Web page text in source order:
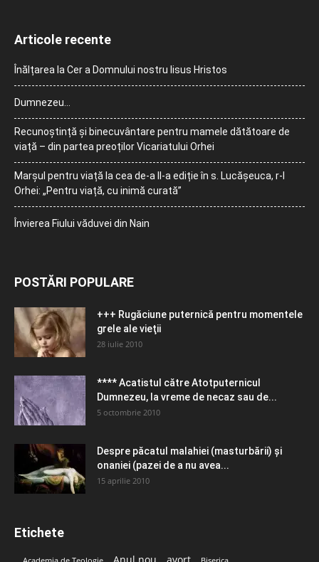
Articole recente
Înălțarea la Cer a Domnului nostru Iisus Hristos
Dumnezeu…
Recunoștință și binecuvântare pentru mamele dătătoare de
viață – din partea preoților Vicariatului Orhei
Marșul pentru viață la cea de-a II-a ediție în s. Lucășeuca, r-l
Orhei: „Pentru viață, cu inimă curată”
Învierea Fiului văduvei din Nain
POSTĂRI POPULARE
+++ Rugăciune puternică pentru momentele
grele ale vieţii
28 iulie 2010
**** Acatistul către Atotputernicul
Dumnezeu, la vreme de necaz sau de...
5 octombrie 2010
Despre păcatul malahiei (masturbării) şi
onaniei (pazei de a nu avea...
15 aprilie 2010
Etichete